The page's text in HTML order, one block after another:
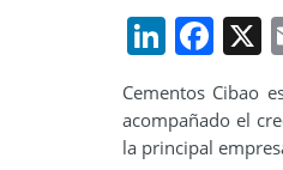
X
Cementos Cibao
acompañado el
la principal